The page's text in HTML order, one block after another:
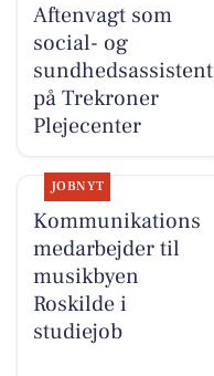
Aftenvagt som
social- og
sundhedsassistent
på Trekroner
Plejecenter
JOBNYT
Kommunikations
medarbejder til
musikbyen
Roskilde i
studiejob